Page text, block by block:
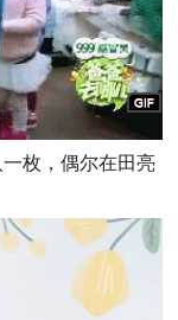
枚，偶尔在田亮